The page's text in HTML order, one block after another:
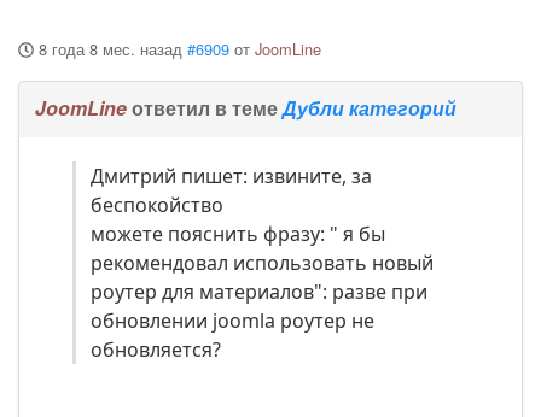
8 года 8 мес. назад #6909 от JoomLine
JoomLineответил в темеДубли категорий
Дмитрий пишет: извините, за
беспокойство
можете пояснить фразу: " я бы
рекомендовал использовать новый
роутер для материалов": разве при
обновлении joomla роутер не
обновляется?